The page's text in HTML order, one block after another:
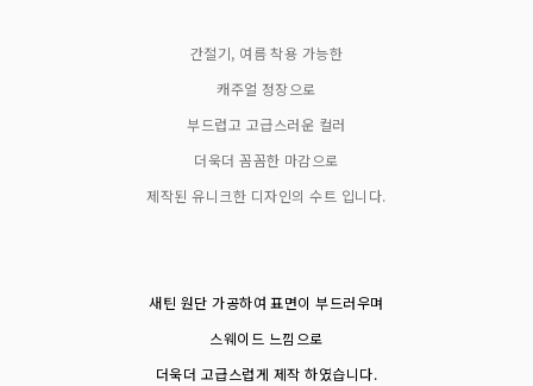
간절기, 여름 착용 가능한
캐주얼 정장으로
부드럽고 고급스러운 컬러
더욱더 꼼꼼한 마감으로
제작된 유니크한 디자인의 수트 입니다.
새틴 원단 가공하여 표면이 부드러우며
스웨이드 느낌으로
더욱더 고급스럽게 제작 하였습니다.